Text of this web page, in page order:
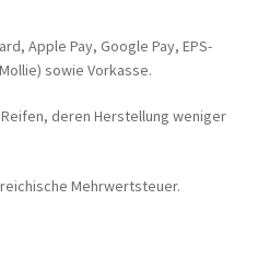
Apple Pay, Google Pay, EPS-
sowie Vorkasse.
deren Herstellung weniger
Mehrwertsteuer.